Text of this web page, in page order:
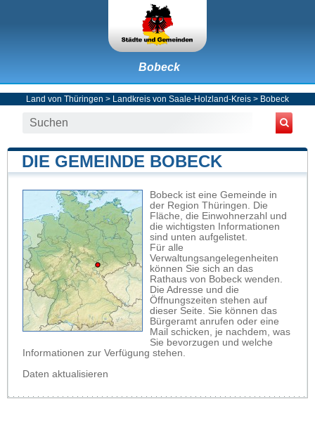
Bobeck
Land von Thüringen > Landkreis von Saale-Holzland-Kreis > Bobeck
DIE GEMEINDE BOBECK
Bobeck ist eine Gemeinde in
der Region Thüringen. Die
Fläche, die Einwohnerzahl und
die wichtigsten Informationen
sind unten aufgelistet.
Für alle
Verwaltungsangelegenheiten
können Sie sich an das
Rathaus von Bobeck wenden.
Die Adresse und die
Öffnungszeiten stehen auf
dieser Seite. Sie können das
Bürgeramt anrufen oder eine
Mail schicken, je nachdem, was
Sie bevorzugen und welche
Informationen zur Verfügung stehen.
Daten aktualisieren